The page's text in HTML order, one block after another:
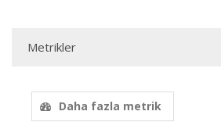
Metrikler
Daha fazla metrik